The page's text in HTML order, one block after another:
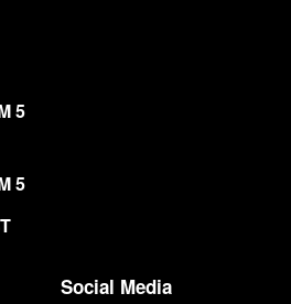
5
5
Social Media